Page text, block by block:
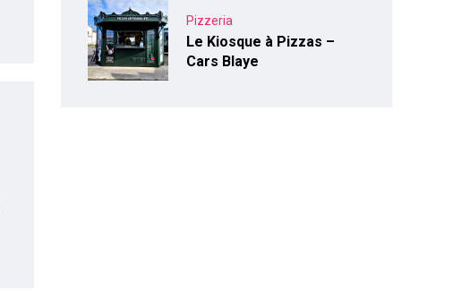
Pizzeria
Le Kiosque à Pizzas –
Cars Blaye